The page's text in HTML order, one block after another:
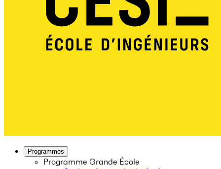
Programmes
Programme Grande École